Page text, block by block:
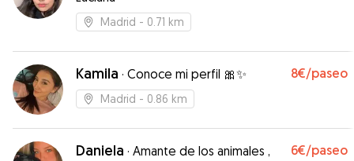
Madrid - 0.71 km
Kamila · Conoce mi perfil 🎀✨ 8€/paseo
Madrid - 0.86 km
Daniela · Amante de los animales ,
6€/paseo